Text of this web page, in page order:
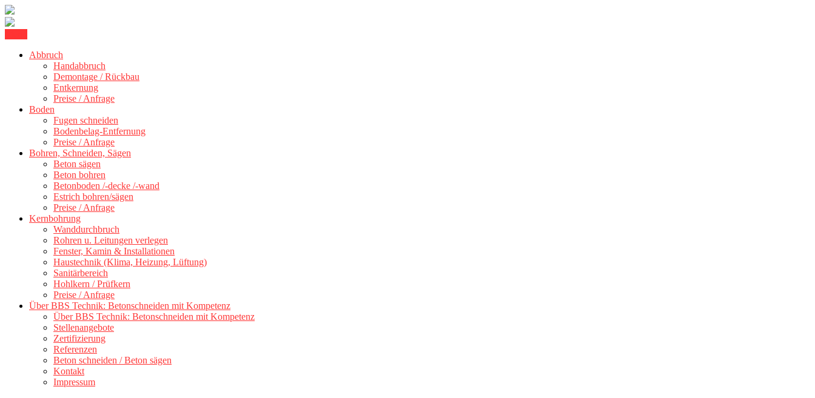
content
Betonschneiden Stuttgart
Abbruch
Handabbruch
Demontage / Rückbau
Entkernung
Preise / Anfrage
Boden
Fugen schneiden
Bodenbelag-Entfernung
Preise / Anfrage
Bohren, Schneiden, Sägen
Beton sägen
Beton bohren
Betonboden /-decke /-wand
Estrich bohren/sägen
Preise / Anfrage
Kernbohrung
Wanddurchbruch
Rohren u. Leitungen verlegen
Fenster, Kamin & Installationen
Haustechnik (Klima, Heizung, Lüftung)
Sanitärbereich
Hohlkern / Prüfkern
Preise / Anfrage
Über BBS Technik: Betonschneiden mit Kompetenz
Über BBS Technik: Betonschneiden mit Kompetenz
Stellenangebote
Zertifizierung
Referenzen
Beton schneiden / Beton sägen
Kontakt
Impressum